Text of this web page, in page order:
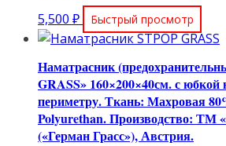
5,500 ₽ Быстрый просмотр
Наматрасник
GRASS» 160×200×40см. с юбкой
периметру. Ткань: Махровая
Polyurethan. Производство: ТМ
(«Герман Грасс»), Австрия.